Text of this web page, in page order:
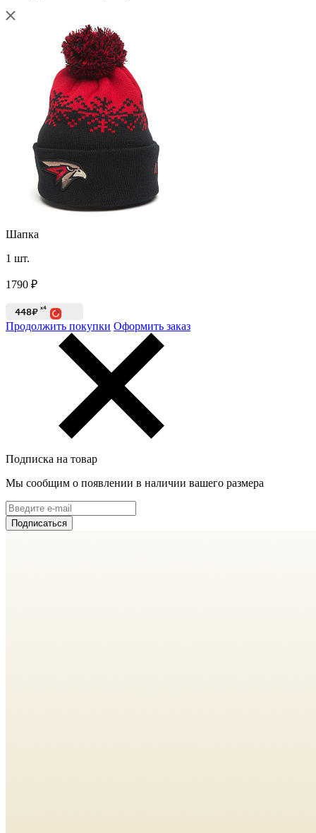
Шапка
1 шт.
1790 ₽
448₽ x4
Продолжить покупки Оформить заказ
Подписка на товар
Мы сообщим о появлении в наличии вашего размера
Подписаться